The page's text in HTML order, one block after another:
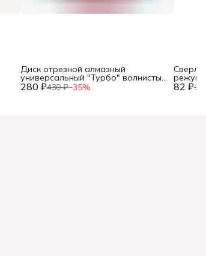
280 ₽430 ₽−35%
Диск отрезной алмазный
универсальный "Турбо" волнистый
профиль, 125х22,2мм, (шт.) 82 ₽
Сверло